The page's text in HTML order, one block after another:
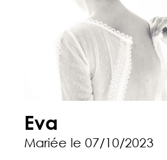
Eva
Mariée le 07/10/2023